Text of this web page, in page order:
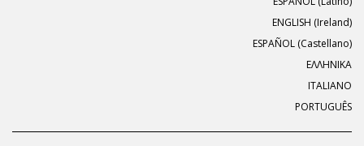
ENGLISH (Ireland)
ESPAÑOL (Castellano)
ΕΛΛΗΝΙΚA
ITALIANO
PORTUGUÊS